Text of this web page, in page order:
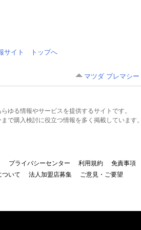
サイト トップへ
マツダ プレマシ
ゆる情報やサービスを提供するサイトです。
で購入検討に役立つ情報を多く掲載しています。
プライバシーセンター 利用規約
免責事項
ついて 法人加盟店募集
ご意見・ご要望